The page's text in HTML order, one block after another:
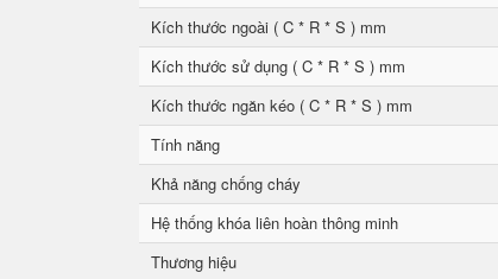
Kích thước ngoài ( C * R * S ) mm
Kích thước sử dụng ( C * R * S ) mm
Kích thước ngăn kéo ( C * R * S ) mm
Tính năng
Khả năng chống cháy
Hệ thống khóa liên hoàn thông minh
Thương hiệu